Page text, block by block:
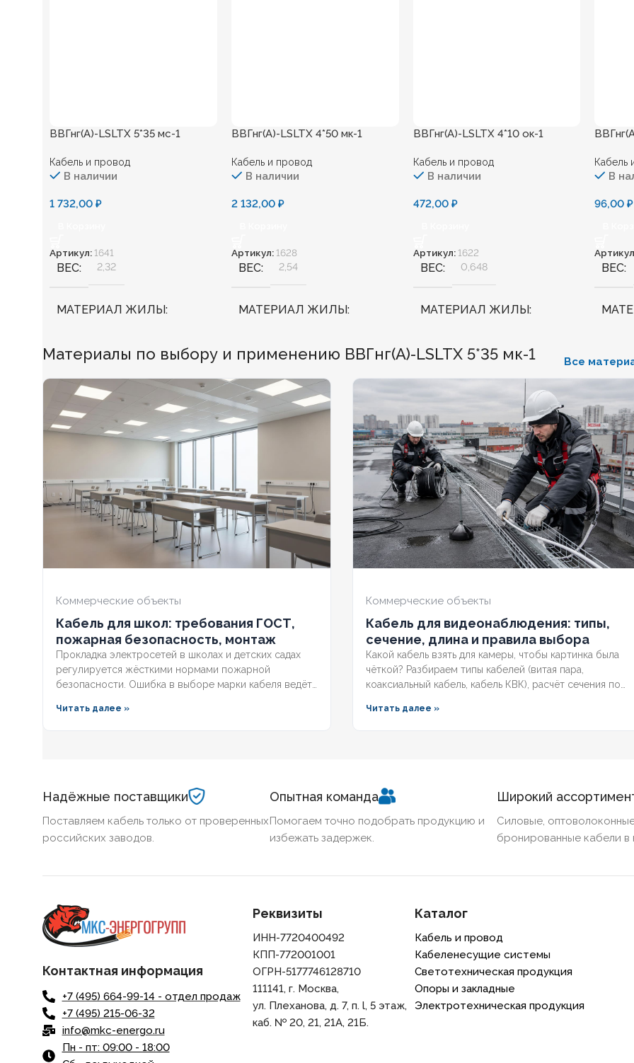
ВВГнг(А)-LSLTХ 5*35 мс-1
Кабель и провод
В наличии
1 732,00 ₽
Артикул: 1641
ВЕС 2,32
МАТЕРИАЛ ЖИЛЫ
БЕЗГАЛОГЕННЫЙ Нет
ХЛАДОСТОЙКИЙ Нет
ОГНЕСТОЙКИЙ Нет
Нет
БРОНИРОВАННЫЙ
КОЛИЧЕСТВО ЖИЛ 5
ВВГнг(А)-LSLTХ 4*50 мк-1
Кабель и провод
В наличии
2 132,00 ₽
Артикул: 1628
ВЕС 2,54
МАТЕРИАЛ ЖИЛЫ
БЕЗГАЛОГЕННЫЙ
ХЛАДОСТОЙКИЙ Нет
ОГНЕСТОЙКИЙ Нет
НАЛИЧИЕ ЭКРАНА Нет
Нет
КОЛИЧЕСТВО ЖИЛ 4
ВВГнг(А)-LSLTХ 4*10 ок-1
Кабель и провод
В наличии
472,00 ₽
Артикул: 1622
ВЕС 0,648
МАТЕРИАЛ ЖИЛЫ
Медь
Нет
ХЛАДОСТОЙКИЙ Нет
СЕЧЕНИЕ ТПЖ 10
ОГНЕСТОЙКИЙ Нет
НАЛИЧИЕ ЭКРАНА Нет
БРОНИРОВАННЫЙ
КОЛИЧЕСТВО ЖИЛ 4
Кабель
В
96,00₽
ВЕС
Материалы по выбору и применению ВВГнг(А)-LSLTХ 5*35 мк-1 Все
Коммерческие объекты
Кабель для школ: требования ГОСТ,
пожарная безопасность, монтаж
Прокладка электросетей в школах и детских садах
регулируется жёсткими нормами пожарной
безопасности. Ошибка в выборе марки кабеля ведёт
дорогостоящим переделкам. Разберём, какой кабель
Читать далее »
Коммерческие объекты
Кабель для видеонаблюдения: типы,
сечение, длина и правила выбора
Какой кабель взять для камеры, чтобы картинка была
чёткой? Разбираем типы кабелей (витая пара,
коаксиальный кабель, кабель КВК), расчёт сечения по
видеонаблюдения без потери сигнала.
Читать далее »
Надёжные поставщики
Поставляем кабель только от проверенных
российских заводов.
Опытная команда
Помогаем точно подобрать продукцию и
избежать задержек.
Широкий
Силовые,
бронированные кабели в
Контактная информация
+7 (495) 664-99-14 - отдел продаж
+7 (495) 215-06-32
info@mkc-energo.ru
Пн - пт: 09:00 - 18:00
Реквизиты
ИНН-7720400492
КПП-772001001
ОГРН-5177746128710
111141, г. Москва,
ул. Плеханова, д. 7, п. l, 5 этаж,
каб. № 20, 21, 21A, 21Б.
Каталог
Кабель и провод
Кабеленесущие системы
Светотехническая продукция
Опоры и закладные
Электротехническая продукция